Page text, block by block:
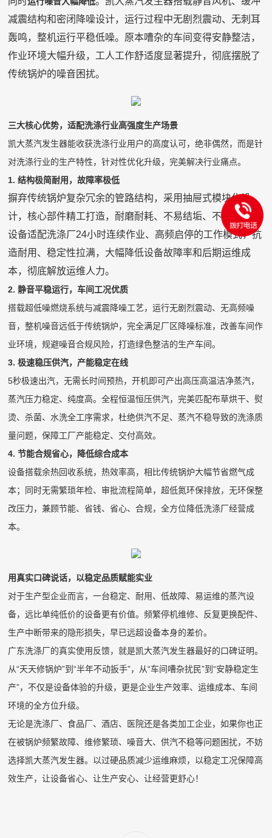
减震结构和密闭降噪设计，运行过程中无剧烈震动、无刺耳
轰鸣，整机运行平稳低噪。原本嘈杂的车间变得安静整洁，
作业环境大幅升级，工人工作舒适度显著提升，彻底摆脱了
传统锅炉的噪音困扰。
三大核心优势，适配洗涤行业高强度生产场景
凯大蒸汽发生器能收获洗涤行业用户的高度认可，绝非偶然，而是针
对洗涤行业的生产特性，针对性优化升级，完美解决行业痛点。
1. 结构极简耐用，故障率极低
摒弃传统锅炉复杂冗余的管路结构，采用抽屉式模块化设
计，核心部件精工打造，耐磨耐耗、不易结垢、不易故障。
设备适配洗涤厂24小时连续作业、高频启停的工作模式，抗
造耐用、稳定性拉满，大幅降低设备故障率和后期运维成
本，彻底解放运维人力。
2. 静音平稳运行，车间工况优质
搭载超低噪燃烧系统与减震降噪工艺，运行无剧烈震动、无高频噪
音，整机噪音远低于传统锅炉，完全满足厂区降噪标准，改善车间作
业环境，规避噪音合规风险，打造绿色整洁的生产车间。
3. 极速稳压供汽，产能稳定在线
5秒极速出汽，无需长时间预热，开机即可产出高压高温洁净蒸汽，
蒸汽压力稳定、纯度高。全程恒温恒压供汽，完美匹配布草烘干、熨
烫、杀菌、水洗全工序需求，杜绝供汽不足、蒸汽不稳导致的洗涤质
量问题，保障工厂产能稳定、交付高效。
4. 节能合规省心，降低综合成本
设备搭载余热回收系统，热效率高，相比传统锅炉大幅节省燃气成
本；同时无需繁琐年检、审批流程简单，超低氮环保排放，无环保整
改压力，兼顾节能、省钱、省心、合规，全方位降低洗涤厂经营成
本。
用真实口碑说话，以稳定品质赋能实业
对于生产型企业而言，一台稳定、耐用、低故障、易运维的蒸汽设
备，远比单纯低价的设备更有价值。频繁停机维修、反复更换配件、
生产中断带来的隐形损失，早已远超设备本身的差价。
广东洗涤厂的真实使用反馈，就是凯大蒸汽发生器最好的口碑证明。
从“天天修锅炉”到“半年不动扳手”，从“车间嘈杂扰民”到“安静稳定生
产”，不仅是设备体验的升级，更是企业生产效率、运维成本、车间
环境的全方位升级。
无论是洗涤厂、食品厂、酒店、医院还是各类加工企业，如果你也正
在被锅炉频繁故障、维修繁琐、噪音大、供汽不稳等问题困扰，不妨
选择凯大蒸汽发生器。以过硬品质减少运维麻烦，以稳定工况保障高
效生产，让设备省心、让生产安心、让经营更舒心！